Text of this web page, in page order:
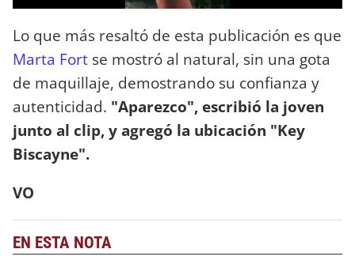
Lo que más resaltó de esta publicación es que
Marta Fort se mostró al natural, sin una gota
de maquillaje, demostrando su confianza y
autenticidad. "Aparezco", escribió la joven
junto al clip, y agregó la ubicación "Key
Biscayne".
VO
EN ESTA NOTA